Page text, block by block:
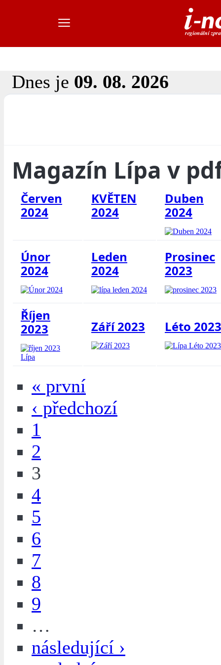
Dnes je 09. 08. 2026
Magazín Lípa v
Červen
2024
KVĚTEN
2024
Duben
2024
Únor
2024
Leden
2024
Prosinec
2023
Říjen
2023
Září 2023 Léto 2023
« první
‹ předchozí
1
2
3
4
5
6
7
8
9
…
následující ›